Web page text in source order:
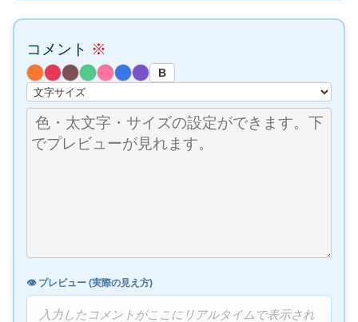
コメント ※
B
👁️ プレビュー (実際の見え方)
入力したコメントがここにリアルタイムで表示され